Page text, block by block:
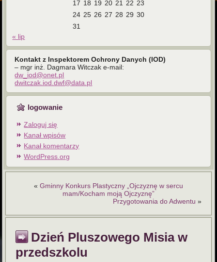
17 18 19 20 21 22 23
24 25 26 27 28 29 30
31
« lip
Kontakt z Inspektorem Ochrony Danych (IOD)
– mgr inż. Dagmara Witczak e-mail:
dw_iod@onet.pl
dwitczak.iod.dwf@data.pl
logowanie
Zaloguj się
Kanał wpisów
Kanał komentarzy
WordPress.org
« Gminny Konkurs Plastyczny „Ojczyznę w sercu
mam/Kocham moją Ojczyznę”
Przygotowania do Adwentu »
Dzień Pluszowego Misia w
przedszkolu